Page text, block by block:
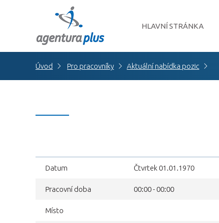
HLAVNÍ STRÁNKA
Úvod Pro pracovníky Aktuální nabídka pozic
Datum Čtvrtek 01.01.1970
Pracovní doba 00:00 - 00:00
Místo